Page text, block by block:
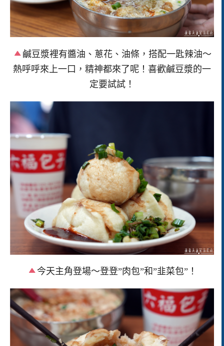
鹹豆漿裡有醬油、蔥花、油條，搭配一匙辣油～
熱呼呼來上一口，精神都來了呢！喜歡鹹豆漿的一
定要試試！
今天主角登場～登登”肉包”和”韭菜包”！